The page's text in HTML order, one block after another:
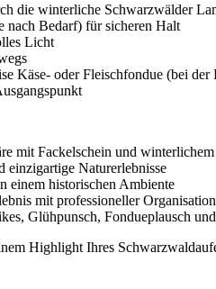
die winterliche Schwarzwälder
nach Bedarf) für sicheren Halt
Licht
Käse- oder Fleischfondue (bei
mit Fackelschein und
einzigartige Naturerlebnisse
einem historischen Ambiente
mit professioneller
Glühpunsch, Fondueplausch
Highlight Ihres